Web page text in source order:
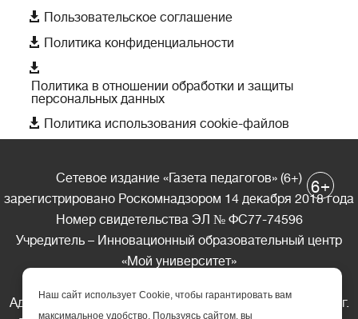
 Пользовательское соглашение
 Политика конфиденциальности

Политика в отношении обработки и защиты
персональных данных
 Политика использования cookie-файлов
Сетевое издание «Газета педагогов» (6+)
зарегистрировано Роскомнадзором 14 декабря 2018 года
Номер свидетельства ЭЛ № ФС77-74596
Учредитель – Инновационный образовательный центр
«Мой университет»
Адрес редакции: 185035 Россия, Республика Карелия, г.
6+
Наш сайт использует Cookie, чтобы гарантировать вам
максимальное удобство. Пользуясь сайтом, вы